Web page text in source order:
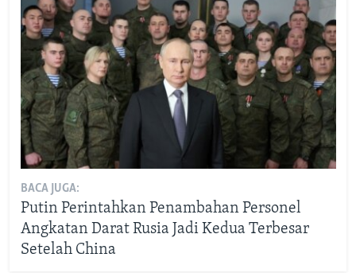
BACA JUGA:
Putin Perintahkan Penambahan Personel
Angkatan Darat Rusia Jadi Kedua Terbesar
Setelah China